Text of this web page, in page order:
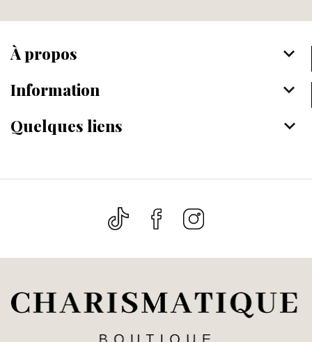
À propos keyboard_arrow_down
Information keyboard_arrow_down
Quelques liens keyboard_arrow_down